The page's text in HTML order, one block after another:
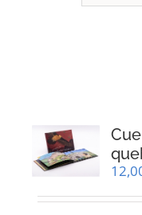
CONTACTO